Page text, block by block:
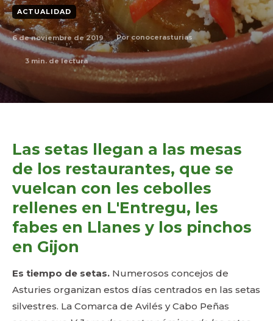
ACTUALIDAD
6 de noviembre de 2019 Por conocerasturias
3 min. de lectura
Las setas llegan a las mesas
de los restaurantes, que se
vuelcan con les cebolles
rellenes en L'Entregu, les
fabes en Llanes y los pinchos
en Gijon
Es tiempo de setas. Numerosos concejos de
Asturies organizan estos días centrados en las setas
silvestres. La Comarca de Avilés y Cabo Peñas